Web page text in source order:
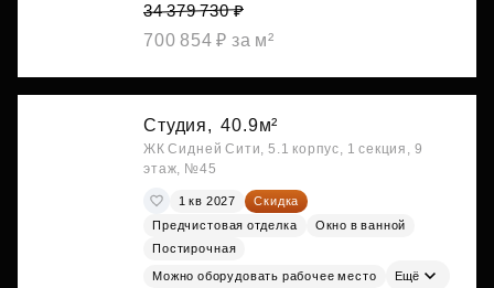
34 379 730 ₽
700 854 ₽ за м²
Студия, 40.9м²
ЖК Сидней Сити, 5.1 корпус, 1 секция, 9
этаж, №45
1 кв 2027
Скидка
Предчистовая отделка
Окно в ванной
Постирочная
Можно оборудовать рабочее место Ещё